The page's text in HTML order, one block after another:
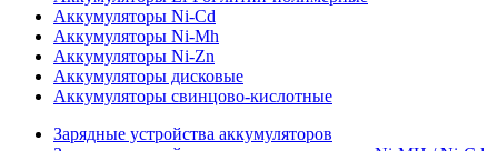
Аккумуляторы Ni-Cd
Аккумуляторы Ni-Mh
Аккумуляторы Ni-Zn
Аккумуляторы дисковые
Аккумуляторы свинцово-кислотные
Зарядные устройства аккумуляторов